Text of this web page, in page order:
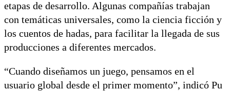
etapas de desarrollo. Algunas compañías trabajan
con temáticas universales, como la ciencia ficción y
los cuentos de hadas, para facilitar la llegada de sus
producciones a diferentes mercados.
“Cuando diseñamos un juego, pensamos en el
usuario global desde el primer momento”, indicó Pu